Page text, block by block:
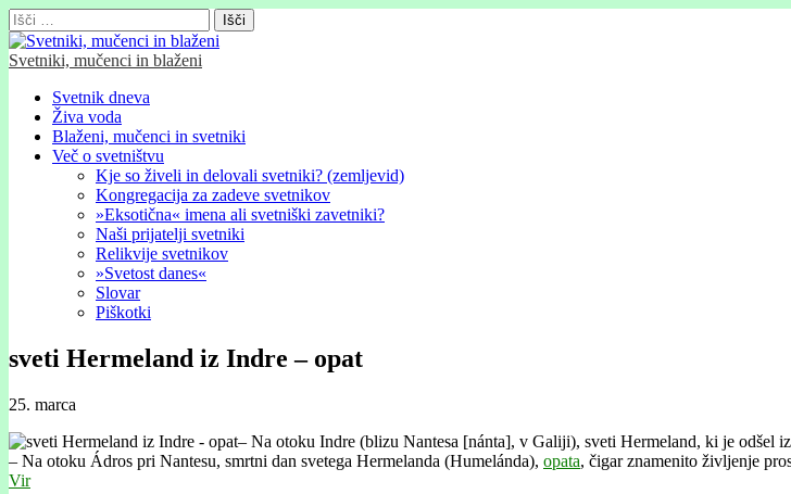
Išči:
Svetniki, mučenci in blaženi
Glavni
meni
Skip
content
Svetnik dneva
Živa voda
Blaženi, mučenci in svetniki
Več o svetništvu
Kje so živeli in delovali svetniki? (zemljevid)
Kongregacija za zadeve svetnikov
»Eksotična« imena ali svetniški zavetniki?
Naši prijatelji svetniki
Relikvije svetnikov
»Svetost danes«
Slovar
Piškotki
sveti Hermeland iz Indre – opat
25. marca
– Na otoku Indre (blizu Nantesa [nánta], v Galiji), sveti Hermeland, ki je odšel
– Na otoku Ádros pri Nantesu, smrtni dan svetega Hermelanda (Humelánda), opata, čigar znamenito življenje
Vir